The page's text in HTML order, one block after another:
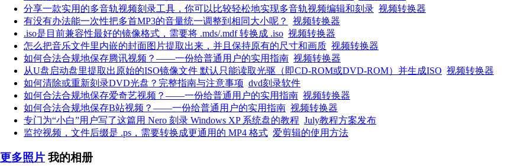
分享一款实用的多音轨视频刻录工具，你可以比较轻松地实现多音轨视频编辑和刻录 视频转换器
有没有办法能一次性把多首MP3的音量统一调整到相同大小呢？
视频转换器
.iso是目前兼容性最好的镜像格式，需要将 .mds/.mdf 转换成 .iso 视频转换器
怎么把音乐文件里内嵌的封面图片提取出来，并且保持原有的尺寸和画质 视频转换器
如何合法合规地保存腾讯视频？——一份给普通用户的实用指南 视频转换器
从U盘启动盘里提取出原始的ISO镜像文件 默认只能读取光驱（即CD-ROM或DVD-ROM）并生成ISO 视频转换器
如何清除或重新刻录DVD光盘？完整指南与注意事项 dvd刻录软件
如何合法合规地保存爱奇艺视频？——一份给普通用户的实用指南 视频转换器
如何合法合规地保存B站视频？——一份给普通用户的实用指南 视频转换器
专门为“小白”用户写了这篇用 Nero 刻录 Windows XP 系统盘的教程 July教程方案发布
监控视频，文件后缀是 .ps，需要转换成更通用的 MP4 格式 爱剪辑的使用方法
更多照片 我的相册